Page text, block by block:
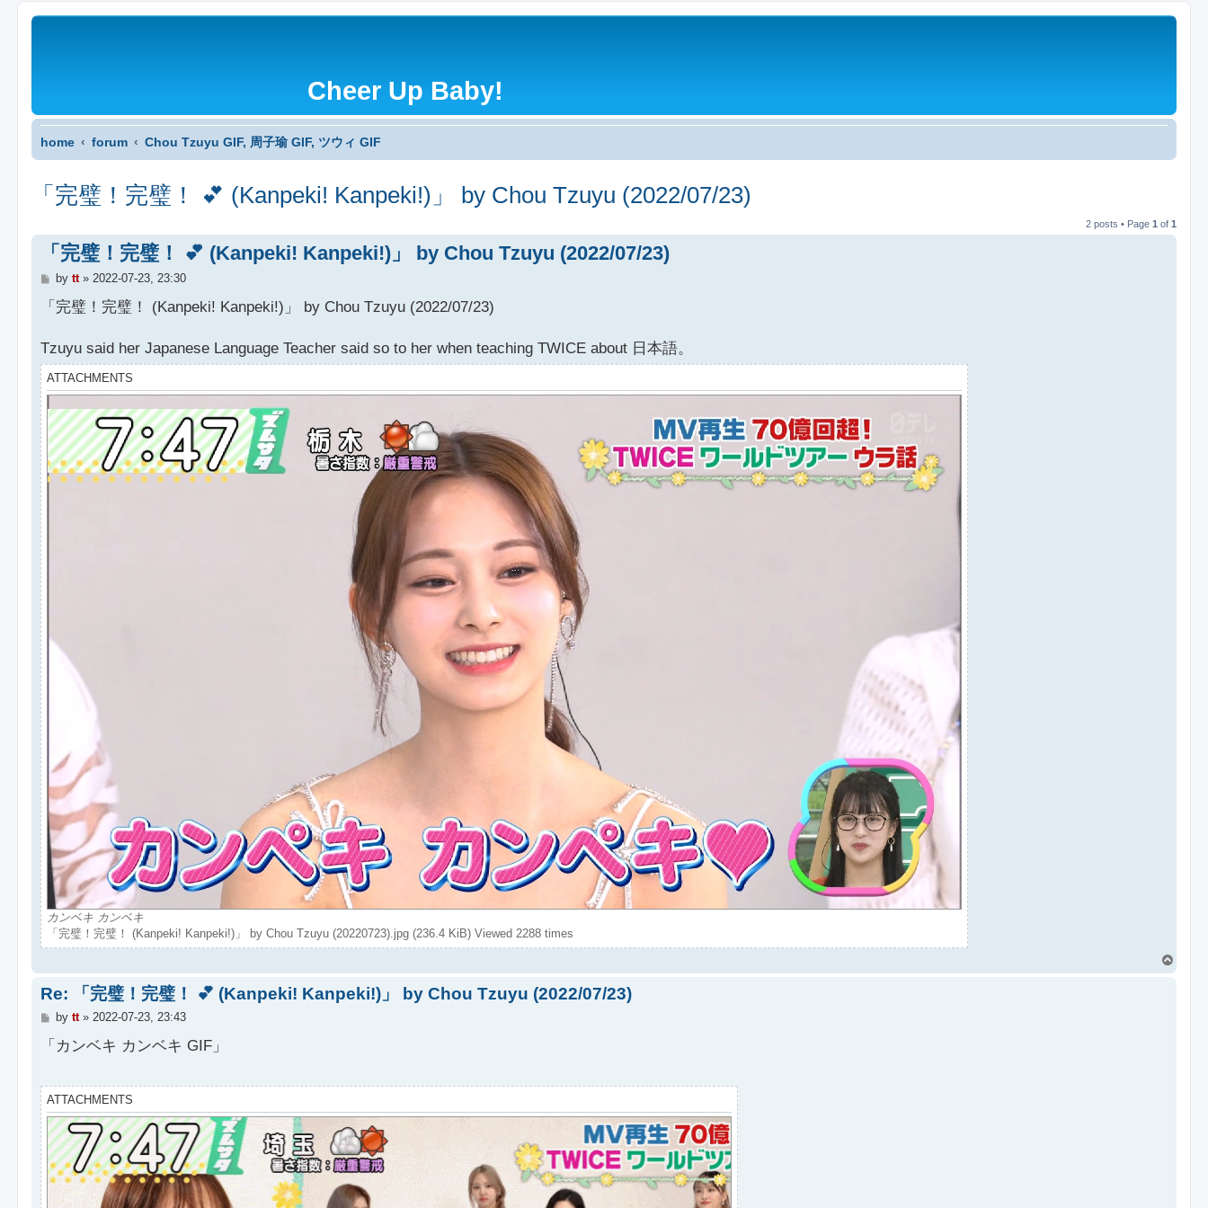
Cheer Up Baby!
home forum Chou Tzuyu GIF, 周子瑜 GIF, ツウィ GIF
「完璧！完璧！ 💕 (Kanpeki! Kanpeki!)」 by Chou Tzuyu (2022/07/23)
2 posts • Page1 of1
「完璧！完璧！ 💕 (Kanpeki! Kanpeki!)」 by Chou Tzuyu (2022/07/23)
P
s
by tt» 2022-07-23, 23:30
「完璧！完璧！ (Kanpeki! Kanpeki!)」 by Chou Tzuyu (2022/07/23)
Tzuyu said her Japanese Language Teacher said so to her when teaching TWICE about 日本語。
ATTACHMENTS
カンベキ カンベキ
「完璧！完璧！ (Kanpeki! Kanpeki!)」 by Chou Tzuyu (20220723).jpg (236.4 KiB) Viewed 2288 times
Re: 「完璧！完璧！ 💕 (Kanpeki! Kanpeki!)」 by Chou Tzuyu (2022/07/23)
P
s
by tt» 2022-07-23, 23:43
「カンベキ カンベキ GIF」
ATTACHMENTS